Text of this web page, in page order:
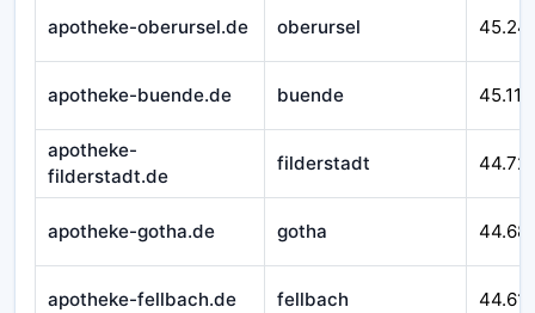
apotheke-oberursel.de oberursel
apotheke-buende.de buende 45.116
apotheke-
filderstadt.de
filderstadt 44.721
apotheke-gotha.de gotha
apotheke-fellbach.de fellbach 44.611